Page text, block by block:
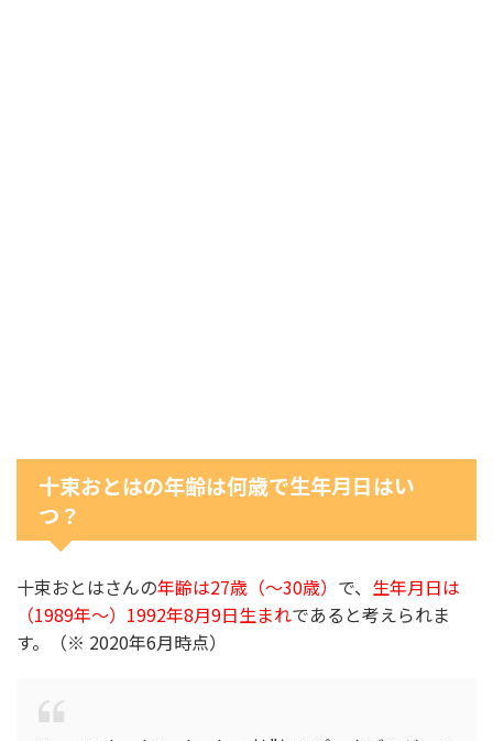
十束おとはの年齢は何歳で生年月日はい
つ？
十束おとはさんの年齢は27歳（～30歳） で、 生年月日は
（1989年～）1992年8月9日生まれであると考えられま
す。（※ 2020年6月時点）